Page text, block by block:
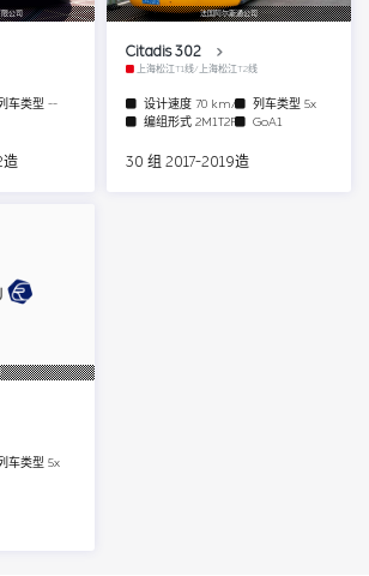
公司
车类型 --
造
法国阿尔斯通公司
Citadis 302
上海松江T1线/上海松江T2线
设计速度 70 km/h 列车类型 5x
编组形式 2M1T2F GoA1
30 组 2017-2019造
车类型 5x